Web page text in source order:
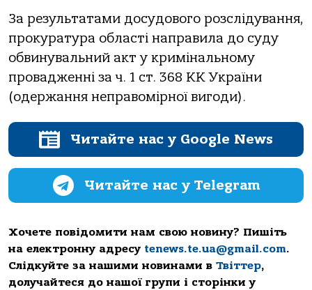
За результатами досудового розслідування,
прокуратура області направила до суду
обвинувальний акт у кримінальному
провадженні за ч. 1 ст. 368 КК України
(одержання неправомірної вигоди).
Читайте нас у Google News
Читайте нас у Telegram
Хочете повідомити нам свою новину? Пишіть
на електронну адресу tenews.te.ua@gmail.com.
Слідкуйте за нашими новинами в Твіттер,
долучайтеся до нашої групи і сторінки у